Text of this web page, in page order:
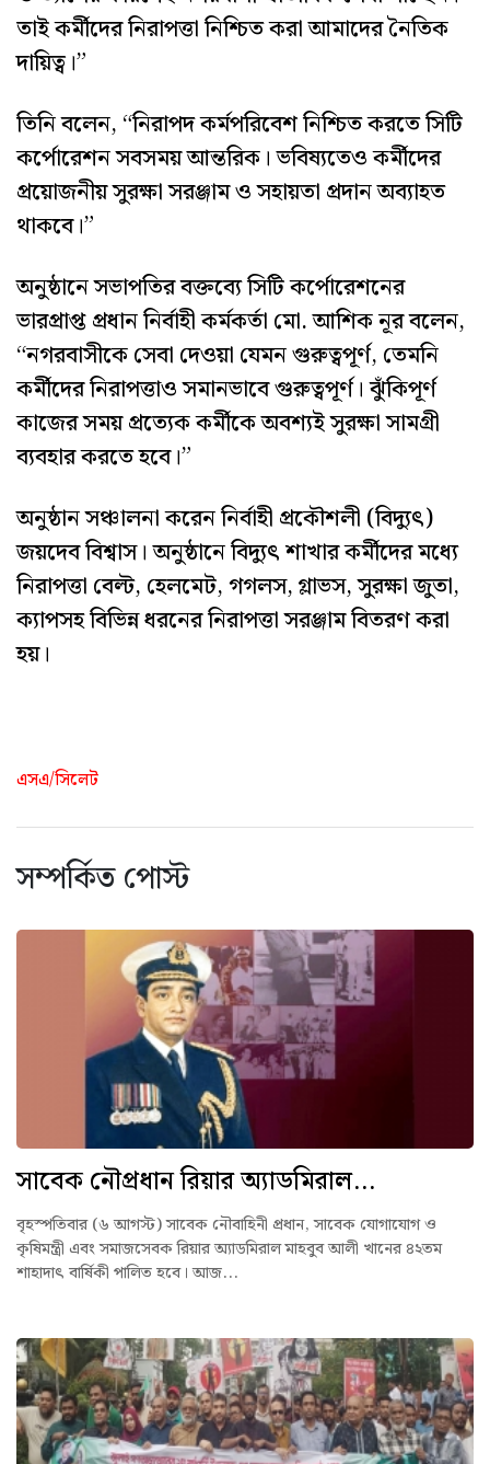
তাই কর্মীদের নিরাপত্তা নিশ্চিত করা আমাদের নৈতিক
দায়িত্ব।”
তিনি বলেন, “নিরাপদ কর্মপরিবেশ নিশ্চিত করতে সিটি
কর্পোরেশন সবসময় আন্তরিক। ভবিষ্যতেও কর্মীদের
প্রয়োজনীয় সুরক্ষা সরঞ্জাম ও সহায়তা প্রদান অব্যাহত
থাকবে।”
অনুষ্ঠানে সভাপতির বক্তব্যে সিটি কর্পোরেশনের
ভারপ্রাপ্ত প্রধান নির্বাহী কর্মকর্তা মো. আশিক নূর বলেন,
“নগরবাসীকে সেবা দেওয়া যেমন গুরুত্বপূর্ণ, তেমনি
কর্মীদের নিরাপত্তাও সমানভাবে গুরুত্বপূর্ণ। ঝুঁকিপূর্ণ
কাজের সময় প্রত্যেক কর্মীকে অবশ্যই সুরক্ষা সামগ্রী
ব্যবহার করতে হবে।”
অনুষ্ঠান সঞ্চালনা করেন নির্বাহী প্রকৌশলী (বিদ্যুৎ)
জয়দেব বিশ্বাস। অনুষ্ঠানে বিদ্যুৎ শাখার কর্মীদের মধ্যে
নিরাপত্তা বেল্ট, হেলমেট, গগলস, গ্লাভস, সুরক্ষা জুতা,
ক্যাপসহ বিভিন্ন ধরনের নিরাপত্তা সরঞ্জাম বিতরণ করা
হয়।
এসএ/সিলেট
সম্পর্কিত পোস্ট
সাবেক নৌপ্রধান রিয়ার অ্যাডমিরাল...
বৃহস্পতিবার (৬ আগস্ট) সাবেক নৌবাহিনী প্রধান, সাবেক যোগাযোগ ও
কৃষিমন্ত্রী এবং সমাজসেবক রিয়ার অ্যাডমিরাল মাহবুব আলী খানের ৪২তম
শাহাদাৎ বার্ষিকী পালিত হবে। আজ...